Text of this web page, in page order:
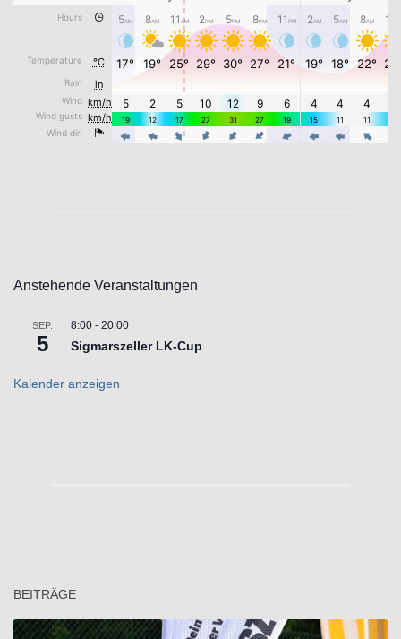
Anstehende Veranstaltungen
SEP.
5
8:00 - 20:00
Sigmarszeller LK-Cup
Kalender anzeigen
BEITRÄGE